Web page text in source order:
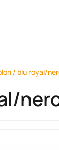
/ blu royal/